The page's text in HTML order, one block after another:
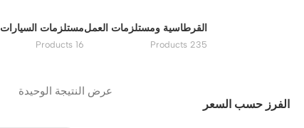
القرطاسية ومستلزمات العمل
235 Products
مستلزمات السيارات
16 Products
الفرز حسب السعر
عرض النتيجة الوحيدة